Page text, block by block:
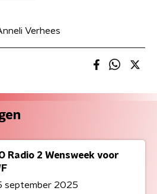
Verhees
Radio 2 Wensweek voor
september 2025